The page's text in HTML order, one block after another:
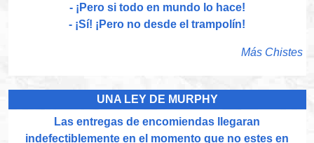
- ¡Pero si todo en mundo lo hace!
- ¡Sí! ¡Pero no desde el trampolín!
Más Chistes
UNA LEY DE MURPHY
Las entregas de encomiendas llegaran
indefectiblemente en el momento que no estes en